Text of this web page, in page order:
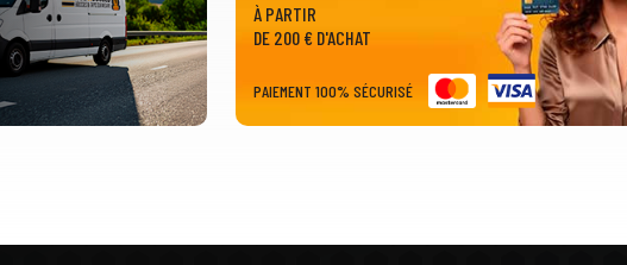
À PARTIR
DE 200 € D'ACHAT
PAIEMENT 100% SÉCURISÉ